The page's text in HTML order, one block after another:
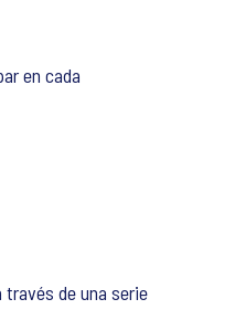
en cada
de una serie